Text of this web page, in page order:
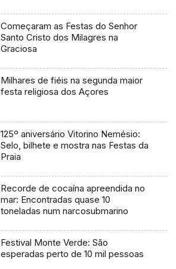
Começaram as Festas do Senhor
Santo Cristo dos Milagres na
Graciosa
Milhares de fiéis na segunda maior
festa religiosa dos Açores
125º aniversário Vitorino Nemésio:
Selo, bilhete e mostra nas Festas da
Praia
Recorde de cocaína apreendida no
mar: Encontradas quase 10
toneladas num narcosubmarino
Festival Monte Verde: São
esperadas perto de 10 mil pessoas